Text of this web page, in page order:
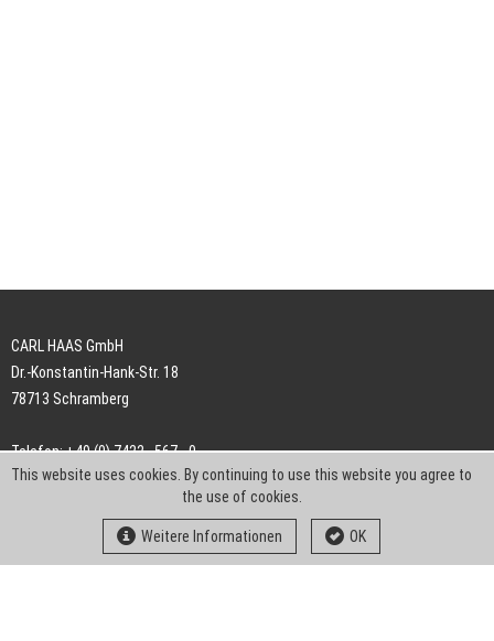
CARL HAAS GmbH
Dr.-Konstantin-Hank-Str. 18
78713 Schramberg
Telefon: +49 (0) 7422 . 567 - 0
Telefax: +49 (0) 7422 . 567 - 239
info-ch@kern-liebers.com
This website uses cookies. By continuing to use this website you agree to
the use of cookies.
Weitere Informationen OK